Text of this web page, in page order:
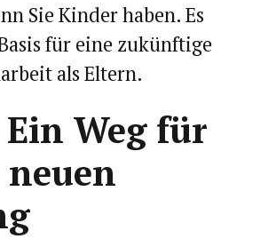
Sie Kinder haben. Es
für eine zukünftige
als Eltern.
Weg für